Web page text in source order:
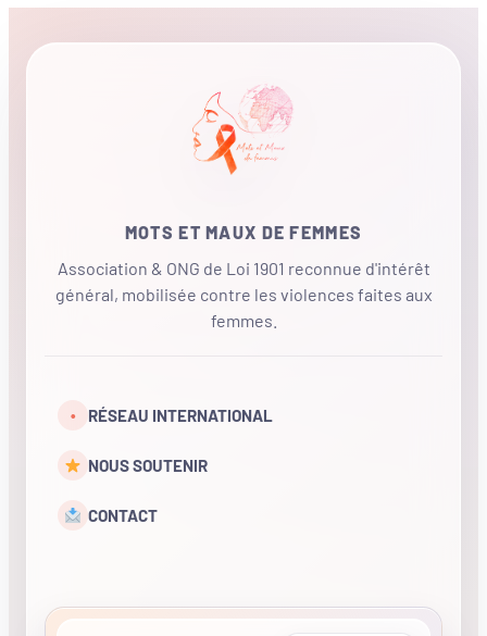
MOTS ET MAUX DE FEMMES
Association & ONG de Loi 1901 reconnue d'intérêt
général, mobilisée contre les violences faites aux
femmes.
• RÉSEAU INTERNATIONAL
NOUS SOUTENIR
CONTACT